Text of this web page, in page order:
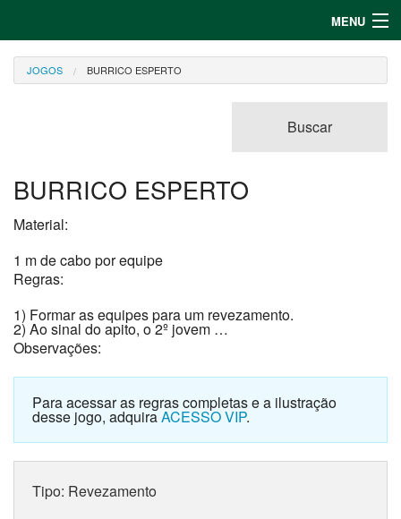
MENU
Entrar
Jogos
JOGOS BURRICO ESPERTO
Buscar
BURRICO ESPERTO
Material:
1 m de cabo por equipe
Regras:
1) Formar as equipes para um revezamento.
2) Ao sinal do apito, o 2º jovem …
Observações:
Para acessar as regras completas e a ilustração
desse jogo, adquiraACESSO VIP.
Tipo: Revezamento